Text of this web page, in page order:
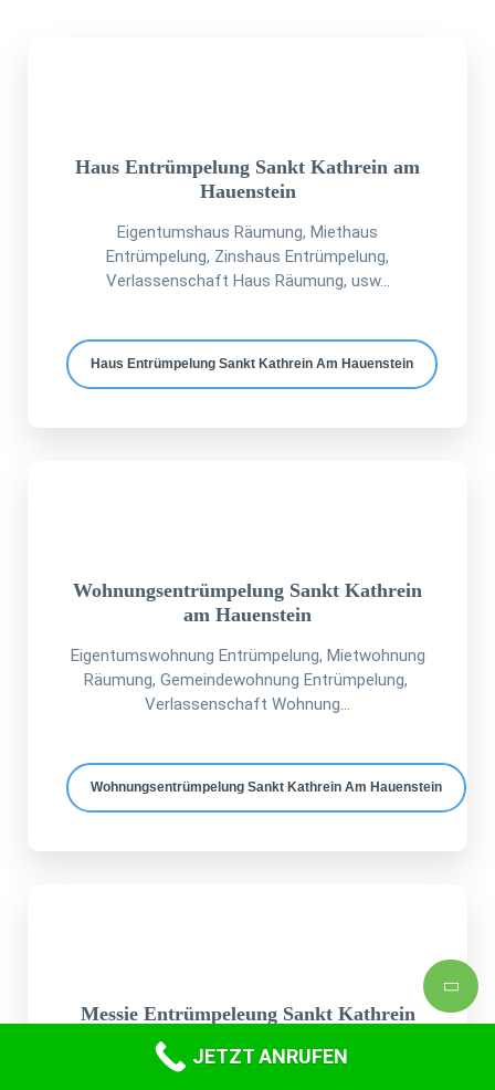
Haus Entrümpelung Sankt Kathrein am
Hauenstein
Eigentumshaus Räumung, Miethaus
Entrümpelung, Zinshaus Entrümpelung,
Verlassenschaft Haus Räumung, usw...
Haus Entrümpelung Sankt Kathrein Am Hauenstein
Wohnungsentrümpelung Sankt Kathrein
am Hauenstein
Eigentumswohnung Entrümpelung, Mietwohnung
Räumung, Gemeindewohnung Entrümpelung,
Verlassenschaft Wohnung...
Wohnungsentrümpelung Sankt Kathrein Am Hauenstein
Messie Entrümpeleung Sankt Kathrein
JETZT ANRUFEN